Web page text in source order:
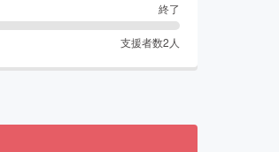
終了
支援者数2 人